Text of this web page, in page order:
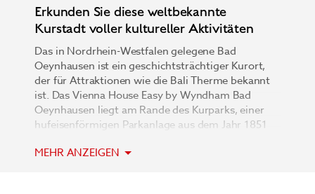
Erkunden Sie diese weltbekannte
Kurstadt voller kultureller Aktivitäten
Das in Nordrhein-Westfalen gelegene Bad
Oeynhausen ist ein geschichtsträchtiger Kurort,
der für Attraktionen wie die Bali Therme bekannt
ist. Das Vienna House Easy by Wyndham Bad
Oeynhausen liegt am Rande des Kurparks, einer
hufeisenförmigen Parkanlage aus dem Jahr 1851
ideale Ausgangspunkt zum Erkunden dieser
MEHR ANZEIGEN